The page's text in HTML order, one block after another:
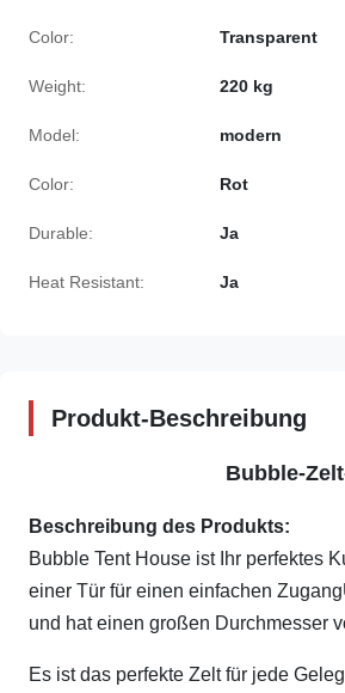
Color: Transparent
Weight: 220 kg
Model: modern
Color: Rot
Durable: Ja
Heat Resistant: Ja
Produkt-Beschreibung
Bubble-
Beschreibung des Produkts:
Bubble Tent House ist Ihr perfektes
einer Tür für einen einfachen
und hat einen großen Durchmesser
Es ist das perfekte Zelt für jede